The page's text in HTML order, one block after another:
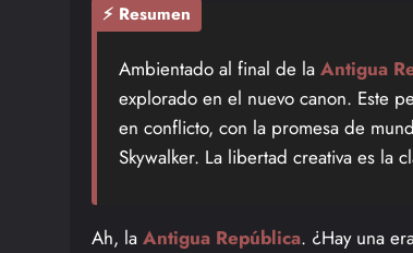
⚡ Resumen
Ambientado al final de la Antigua
explorado en el nuevo canon. Este
en conflicto, con la promesa de
Skywalker. La libertad creativa es la
Ah, la Antigua República. ¿Hay una